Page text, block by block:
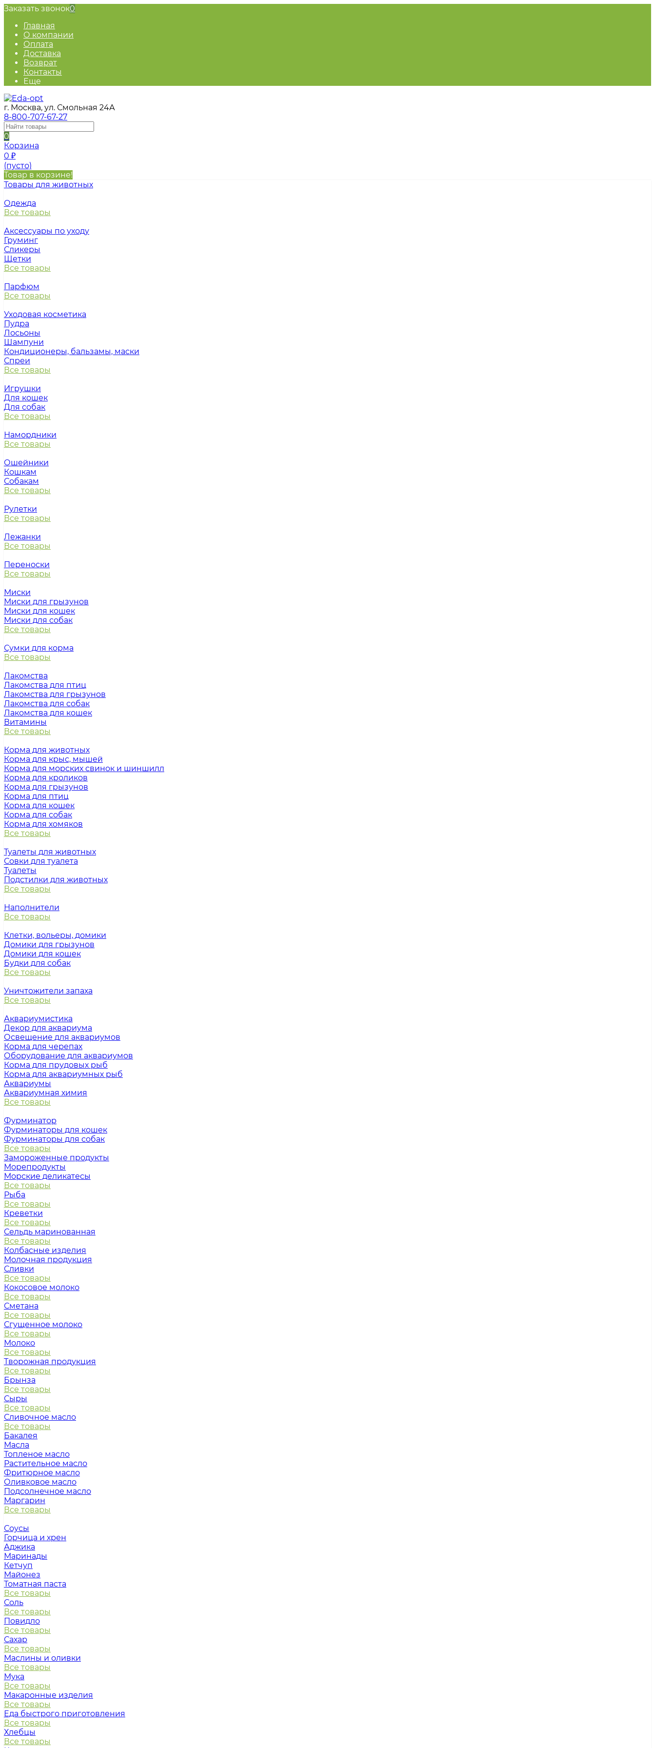
Заказать звонок0
Главная
О компании
Оплата
Доставка
Возврат
Контакты
Еще
г. Москва, ул. Смольная 24А
8-800-707-67-27
0
Корзина
0 ₽
(пусто)
Товар в корзине!
Товары для животных
Одежда
Все товары
Аксессуары по уходу
Груминг
Сликеры
Щетки
Все товары
Парфюм
Все товары
Уходовая косметика
Пудра
Лосьоны
Шампуни
Кондиционеры, бальзамы, маски
Спреи
Все товары
Игрушки
Для кошек
Для собак
Все товары
Намордники
Все товары
Ошейники
Кошкам
Собакам
Все товары
Рулетки
Все товары
Лежанки
Все товары
Переноски
Все товары
Миски
Миски для грызунов
Миски для кошек
Миски для собак
Все товары
Сумки для корма
Все товары
Лакомства
Лакомства для птиц
Лакомства для грызунов
Лакомства для собак
Лакомства для кошек
Витамины
Все товары
Корма для животных
Корма для крыс, мышей
Корма для морских свинок и шиншилл
Корма для кроликов
Корма для грызунов
Корма для птиц
Корма для кошек
Корма для собак
Корма для хомяков
Все товары
Туалеты для животных
Совки для туалета
Туалеты
Подстилки для животных
Все товары
Наполнители
Все товары
Клетки, вольеры, домики
Домики для грызунов
Домики для кошек
Будки для собак
Все товары
Уничтожители запаха
Все товары
Аквариумистика
Декор для аквариума
Освещение для аквариумов
Корма для черепах
Оборудование для аквариумов
Корма для прудовых рыб
Корма для аквариумных рыб
Аквариумы
Аквариумная химия
Все товары
Фурминатор
Фурминаторы для кошек
Фурминаторы для собак
Все товары
Замороженные продукты
Морепродукты
Морские деликатесы
Все товары
Рыба
Все товары
Креветки
Все товары
Сельдь маринованная
Все товары
Колбасные изделия
Молочная продукция
Сливки
Все товары
Кокосовое молоко
Все товары
Сметана
Все товары
Сгущенное молоко
Все товары
Молоко
Все товары
Творожная продукция
Все товары
Брынза
Все товары
Сыры
Все товары
Сливочное масло
Все товары
Бакалея
Масла
Топленое масло
Растительное масло
Фритюрное масло
Оливковое масло
Подсолнечное масло
Маргарин
Все товары
Соусы
Горчица и хрен
Аджика
Маринады
Кетчуп
Майонез
Томатная паста
Все товары
Соль
Все товары
Повидло
Все товары
Сахар
Все товары
Маслины и оливки
Все товары
Мука
Все товары
Макаронные изделия
Все товары
Еда быстрого приготовления
Все товары
Хлебцы
Все товары